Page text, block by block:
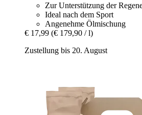
Zur Unterstützung der
Ideal nach dem Sport
Angenehme Ölmischung
€ 17,99 (€ 179,90 / l)
Zustellung bis 20. August